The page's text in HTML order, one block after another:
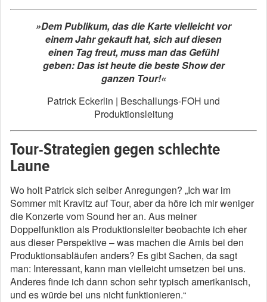
»Dem Publikum, das die Karte vielleicht vor
einem Jahr gekauft hat, sich auf diesen
einen Tag freut, muss man das Gefühl
geben: Das ist heute die beste Show der
ganzen Tour!«
Patrick Eckerlin | Beschallungs-FOH und
Produktionsleitung
Tour-Strategien gegen schlechte
Laune
Wo holt Patrick sich selber Anregungen? „Ich war im
Sommer mit Kravitz auf Tour, aber da höre ich mir weniger
die Konzerte vom Sound her an. Aus meiner
Doppelfunktion als Produktionsleiter beobachte ich eher
aus dieser Perspektive – was machen die Amis bei den
Produktionsabläufen anders? Es gibt Sachen, da sagt
man: Interessant, kann man vielleicht umsetzen bei uns.
Anderes finde ich dann schon sehr typisch amerikanisch,
und es würde bei uns nicht funktionieren.“